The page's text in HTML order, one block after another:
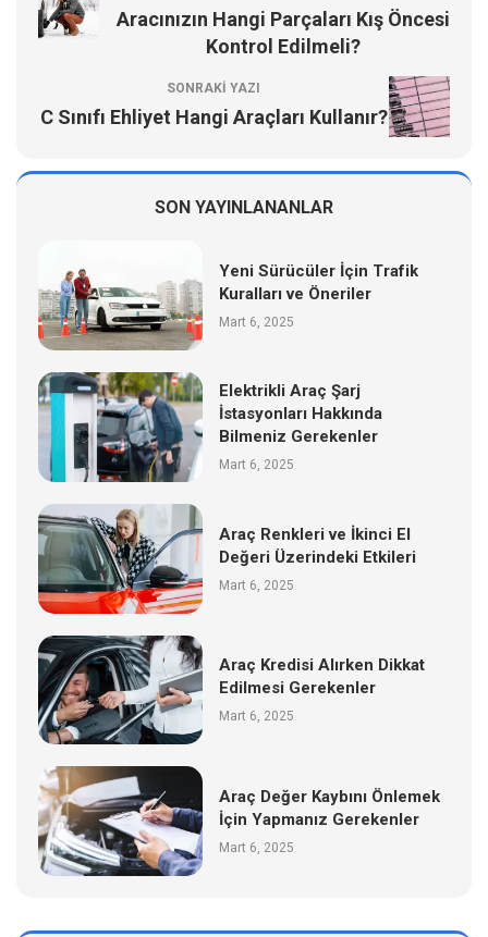
Aracınızın Hangi Parçaları Kış Öncesi
Kontrol Edilmeli?
SONRAKI YAZI
C Sınıfı Ehliyet Hangi Araçları Kullanır?
SON YAYINLANANLAR
Yeni Sürücüler İçin Trafik
Kuralları ve Öneriler
Mart 6, 2025
Elektrikli Araç Şarj
İstasyonları Hakkında
Bilmeniz Gerekenler
Mart 6, 2025
Araç Renkleri ve İkinci El
Değeri Üzerindeki Etkileri
Mart 6, 2025
Araç Kredisi Alırken Dikkat
Edilmesi Gerekenler
Mart 6, 2025
Araç Değer Kaybını Önlemek
İçin Yapmanız Gerekenler
Mart 6, 2025